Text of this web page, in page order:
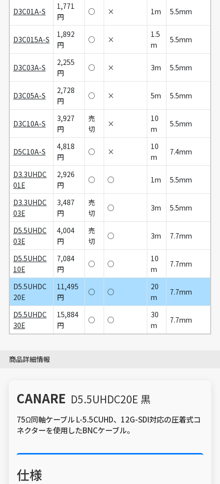
D3C01A-S
1,771
円
○ × 1m 5.5mm
D3C015A-S
1,892
円
○ ×
1.5
m
5.5mm
D3C03A-S
2,255
円
○ × 3m 5.5mm
D3C05A-S
2,728
円
○ × 5m 5.5mm
D3C10A-S
3,927
円
売
切
×
10
m
5.5mm
D5C10A-S
4,818
円
○ ×
10
m
7.4mm
D3.3UHDC
01E
2,926
円
○ ○ 1m 5.5mm
D3.3UHDC
03E
3,487
円
売
切
○ 3m 5.5mm
D5.5UHDC
03E
4,004
円
売
切
○ 3m 7.7mm
D5.5UHDC
10E
7,084
円
○ ○
10
m
7.7mm
D5.5UHDC
20E
11,495
円
○ ○
20
m
7.7mm
D5.5UHDC
30E
15,884
円
○ ○
30
m
7.7mm
商品詳細情報
CANARE D5.5UHDC20E 黒
75Ω同軸ケーブル L-5.5CUHD、12G-SDI対応の圧着式コ
ネクターを使用したBNCケーブル。
仕様